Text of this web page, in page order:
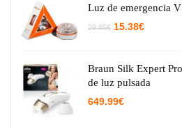
Luz de emergencia
29.95€ El
29.95€.
15.38€El
15.38€.
Braun Silk Expert
de luz pulsada
649.99€